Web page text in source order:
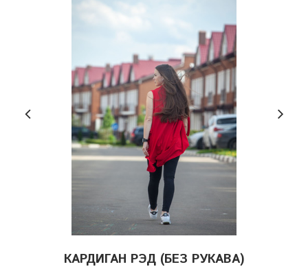
КАРДИГАН РЭД (БЕЗ РУКАВА)